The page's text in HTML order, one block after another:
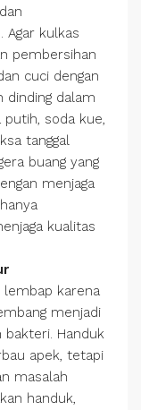
Agar kulkas
pembersihan
cuci dengan
dinding dalam
soda kue,
tanggal
buang yang
menjaga
kualitas
lembap karena
menjadi
Handuk
apek, tetapi
masalah
handuk,